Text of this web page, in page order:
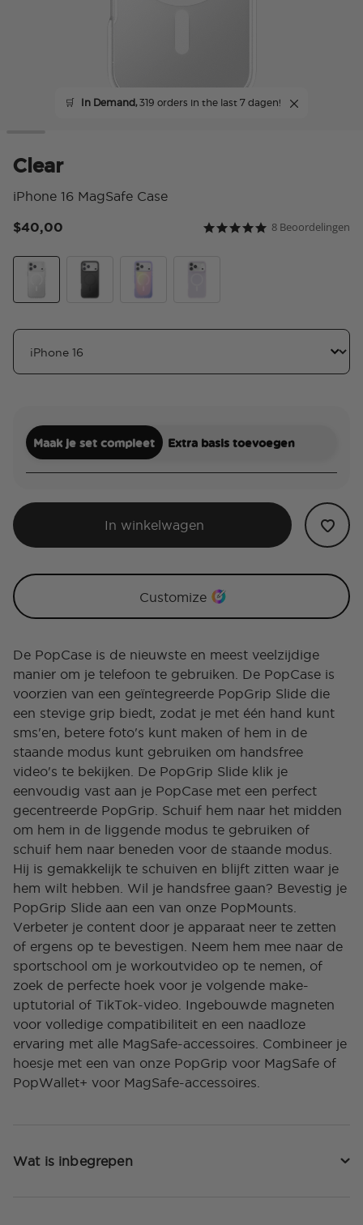
🛒 In Demand,319 orders in the last 7 dagen!
Clear
iPhone 16 MagSafe Case
4,7 van 5
4.9 star rating8 Beoordelingen
$40,00
Maak je set compleet Extra basis toevoegen
In winkelwagen
Customize
De PopCase is de nieuwste en meest veelzijdige
manier om je telefoon te gebruiken. De PopCase is
voorzien van een geïntegreerde PopGrip Slide die
een stevige grip biedt, zodat je met één hand kunt
sms'en, betere foto's kunt maken of hem in de
staande modus kunt gebruiken om handsfree
video's te bekijken. De PopGrip Slide klik je
eenvoudig vast aan je PopCase met een perfect
gecentreerde PopGrip. Schuif hem naar het midden
om hem in de liggende modus te gebruiken of
schuif hem naar beneden voor de staande modus.
Hij is gemakkelijk te schuiven en blijft zitten waar je
hem wilt hebben. Wil je handsfree gaan? Bevestig je
PopGrip Slide aan een van onze PopMounts.
Verbeter je content door je apparaat neer te zetten
of ergens op te bevestigen. Neem hem mee naar de
sportschool om je workoutvideo op te nemen, of
zoek de perfecte hoek voor je volgende make-
uptutorial of TikTok-video. Ingebouwde magneten
voor volledige compatibiliteit en een naadloze
ervaring met alle MagSafe-accessoires. Combineer je
hoesje met een van onze PopGrip voor MagSafe of
PopWallet+ voor MagSafe-accessoires.
Wat is inbegrepen